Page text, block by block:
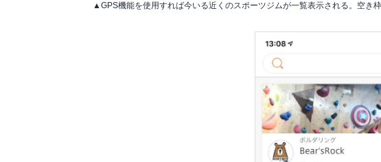
▲GPS機能を使用すれば今いる近くのスポーツジムが一覧表示される。空き